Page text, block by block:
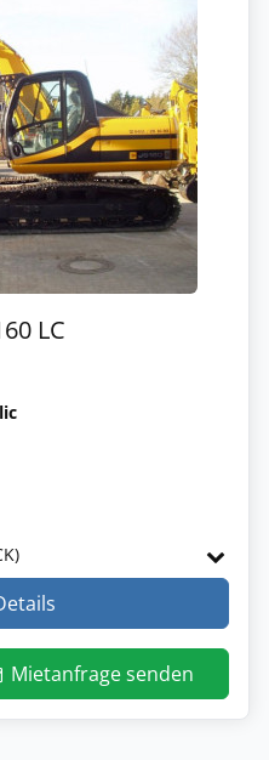
LC
Mietanfrage senden